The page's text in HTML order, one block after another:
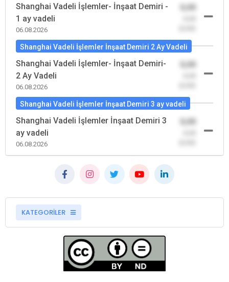
Shanghai Vadeli İşlemler- İnşaat Demiri -
1 ay vadeli
06.08.2026
Shanghai Vadeli İşlemler İnşaat Demiri 2 Ay Vadeli
Shanghai Vadeli İşlemler- İnşaat Demiri-
2 Ay Vadeli
06.08.2026
Shanghai Vadeli İşlemler İnşaat Demiri 3 ay vadeli
Shanghai Vadeli İşlemler İnşaat Demiri 3
ay vadeli
06.08.2026
KATEGORİLER